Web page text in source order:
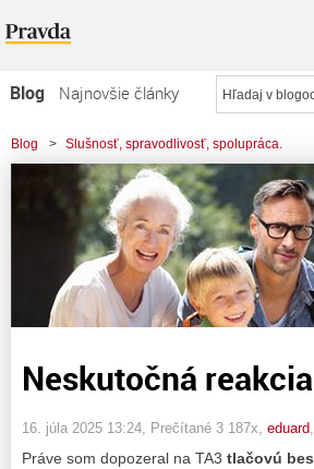
Blog
Najnovšie články
Najčítanejšie články
Najkomentovanejšie články
Zoznam blogov
Komerčné blogy
Blog > Slušnosť, spravodlivosť, spolupráca.
Neskutočná reakcia novinárov mainstreamu.
Neskutočná
16. júla 2025 13:24 , Prečítané 3 187x, eduard
Práve som dopozeral na TA3 tlačovú